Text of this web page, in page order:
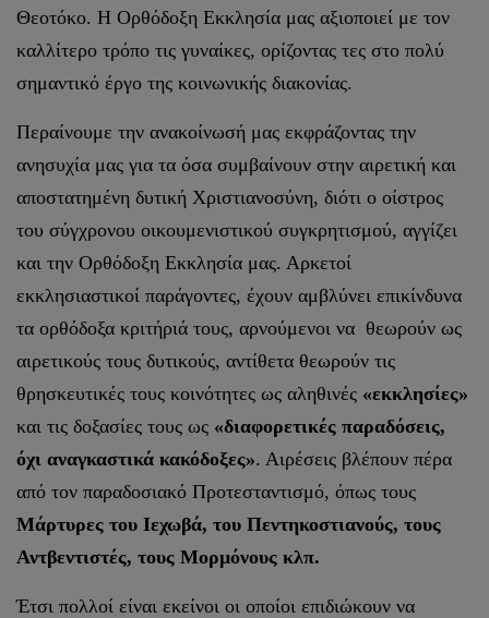
Θεοτόκο. Η Ορθόδοξη Εκκλησία μας αξιοποιεί με τον
καλλίτερο τρόπο τις γυναίκες, ορίζοντας τες στο πολύ
σημαντικό έργο της κοινωνικής διακονίας.
Περαίνουμε την ανακοίνωσή μας εκφράζοντας την
ανησυχία μας για τα όσα συμβαίνουν στην αιρετική και
αποστατημένη δυτική Χριστιανοσύνη, διότι ο οίστρος
του σύγχρονου οικουμενιστικού συγκρητισμού, αγγίζει
και την Ορθόδοξη Εκκλησία μας. Αρκετοί
εκκλησιαστικοί παράγοντες, έχουν αμβλύνει επικίνδυνα
τα ορθόδοξα κριτήριά τους, αρνούμενοι να θεωρούν ως
αιρετικούς τους δυτικούς, αντίθετα θεωρούν τις
θρησκευτικές τους κοινότητες ως αληθινές «εκκλησίες»
και τις δοξασίες τους ως «διαφορετικές παραδόσεις,
όχι αναγκαστικά κακόδοξες». Αιρέσεις βλέπουν πέρα
από τον παραδοσιακό Προτεσταντισμό, όπως τους
Μάρτυρες του Ιεχωβά, του Πεντηκοστιανούς, τους
Αντβεντιστές, τους Μορμόνους κλπ.
Έτσι πολλοί είναι εκείνοι οι οποίοι επιδιώκουν να